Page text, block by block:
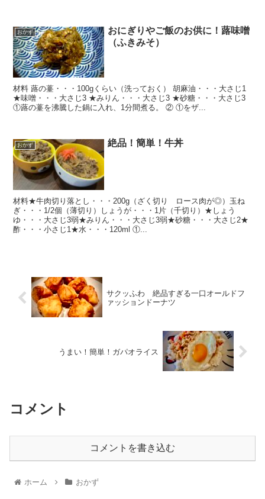
おかず
おにぎりやご飯のお供に！蕗味噌
（ふきみそ）
材料 蕗の薹・・・100gくらい（洗っておく） 胡麻油・・・大さじ1
★味噌・・・大さじ3 ★みりん・・・大さじ3 ★砂糖・・・大さじ3
①蕗の薹を沸騰した鍋に入れ、1分間煮る。 ② ①をザ...
おかず 絶品！簡単！牛丼
材料★牛肉切り落とし・・・200g（ざく切り ロース肉が◎）玉ね
ぎ・・・1/2個（薄切り）しょうが・・・1片（千切り）★しょう
ゆ・・・大さじ3弱★みりん・・・大さじ3弱★砂糖・・・大さじ2★
酢・・・小さじ1★水・・・120ml ①...
サクッふわ 絶品すぎる一口オールドフ
ァッションドーナツ
うまい！簡単！ガパオライス
コメント
コメントを書き込む
ホーム おかず